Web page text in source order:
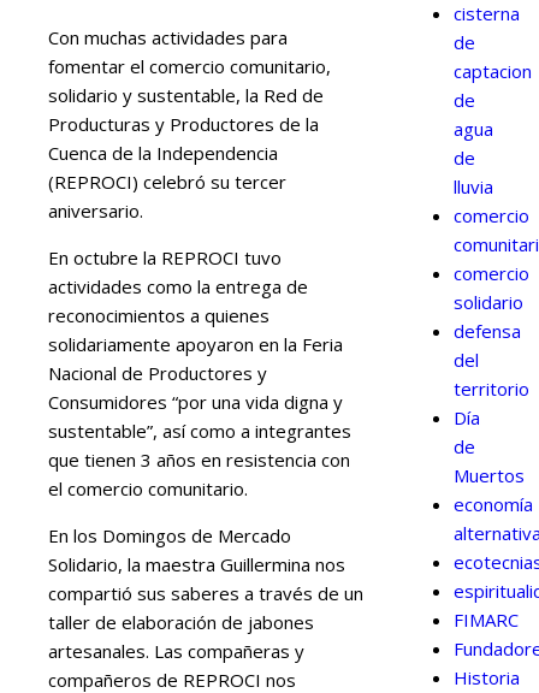
Con muchas actividades para
fomentar el comercio comunitario,
solidario y sustentable, la Red de
Producturas y Productores de la
Cuenca de la Independencia
(REPROCI) celebró su tercer
aniversario.
En octubre la REPROCI tuvo
actividades como la entrega de
reconocimientos a quienes
solidariamente apoyaron en la Feria
Nacional de Productores y
Consumidores “por una vida digna y
sustentable”, así como a integrantes
que tienen 3 años en resistencia con
el comercio comunitario.
En los Domingos de Mercado
Solidario, la maestra Guillermina nos
compartió sus saberes a través de un
taller de elaboración de jabones
artesanales. Las compañeras y
compañeros de REPROCI nos
cisterna
de
captacion
de
agua
de
lluvia
comercio
comercio
solidario
defensa
del
territorio
Día
de
Muertos
economía
FIMARC
Historia